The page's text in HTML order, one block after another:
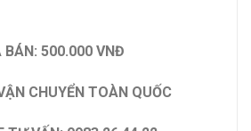
BÁN: 500.000 VNĐ
CHUYỂN TOÀN QUỐC